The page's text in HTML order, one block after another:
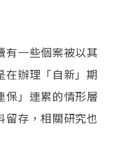
有一些個案被以其
在辦理「自新」期
保」連累的情形層
留存，相關研究也